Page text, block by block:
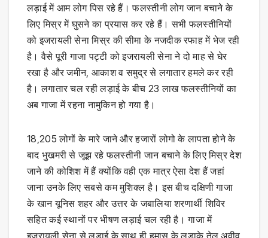
लड़ाई में आम लोग पिस रहे हैं। फलस्तीनी लोग जान बचाने के
लिए मिस्र में घुसने का प्रयास कर रहे हैं। सभी फलस्तीनियों
को इजरायली सेना मिस्र की सीमा के नजदीक रफाह में भेज रही
है। वैसे पूरी गाजा पट्टी को इजरायली सेना ने दो माह से घेर
रखा है और जमीन, आकाश व समुद्र से लगातार हमले कर रही
है। लगातार चल रही लड़ाई के बीच 23 लाख फलस्तीनियों का
अब गाजा में रहना नामुकिन हो गया है।
18,205 लोगों के मारे जाने और हजारों लोगो के लापता होने के
बाद भुखमरी से जूझ रहे फलस्तीनी जान बचाने के लिए मिस्र देश
जाने की कोशिश में हैं क्योंकि वही एक मात्र ऐसा देश हैं जहां
जाना उनके लिए सबसे कम मुशिक्ल है। इस बीच दक्षिणी गाजा
के खान यूनिस शहर और उत्तर के जबालिया शरणार्थी शिविर
सहित कई स्थानों पर भीषण लड़ाई चल रही है। गाजा में
इजरायली सेना से लड़ाई के साथ ही हमास के लड़ाके तेल अवीव